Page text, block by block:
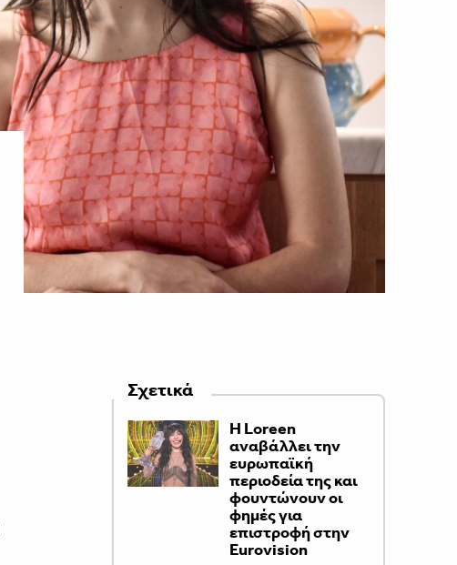
Σχετικά
Η Loreen
αναβάλλει την
ευρωπαϊκή
περιοδεία της και
φουντώνουν οι
φημές για
επιστροφή στην
Eurovision